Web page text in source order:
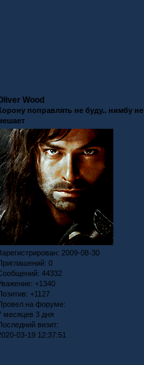
Wood
поправлять не буду.. нимбу не
: 2009-08-30
0
44332
+1340
+1127
на форуме:
месяцев 3 дня
визит:
03-19 12:37:51